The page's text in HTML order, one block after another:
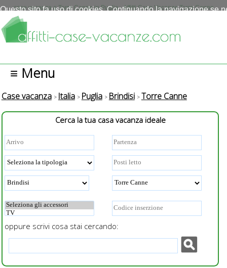
case vacanza a Torre Canne in Puglia - Affitti Case Vacanze Torre Canne
Questo sito fa uso di cookies. Continuando la navigazione se
≡ Menu
Case vacanza Italia Puglia Brindisi Torre Canne
Cerca la tua casa vacanza ideale
oppure scrivi cosa stai cercando: